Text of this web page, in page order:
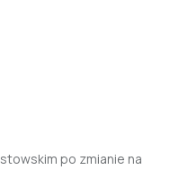
po zmianie na